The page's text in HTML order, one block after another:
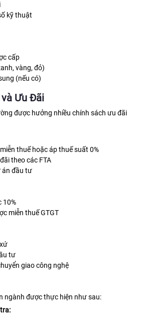
kỹ thuật
cấp
vàng, đỏ)
(nếu có)
Ưu Đãi
được hưởng nhiều chính sách ưu đãi
thuế hoặc áp thuế suất 0%
theo các FTA
án đầu tư
10%
miễn thuế GTGT
tư
giao công nghệ
ngành được thực hiện như sau: